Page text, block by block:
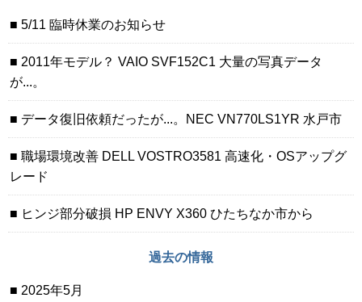
5/11 臨時休業のお知らせ
2011年モデル？ VAIO SVF152C1 大量の写真データ
が...。
データ復旧依頼だったが...。NEC VN770LS1YR 水戸市
職場環境改善 DELL VOSTRO3581 高速化・OSアップグ
レード
ヒンジ部分破損 HP ENVY X360 ひたちなか市から
過去の情報
2025年5月